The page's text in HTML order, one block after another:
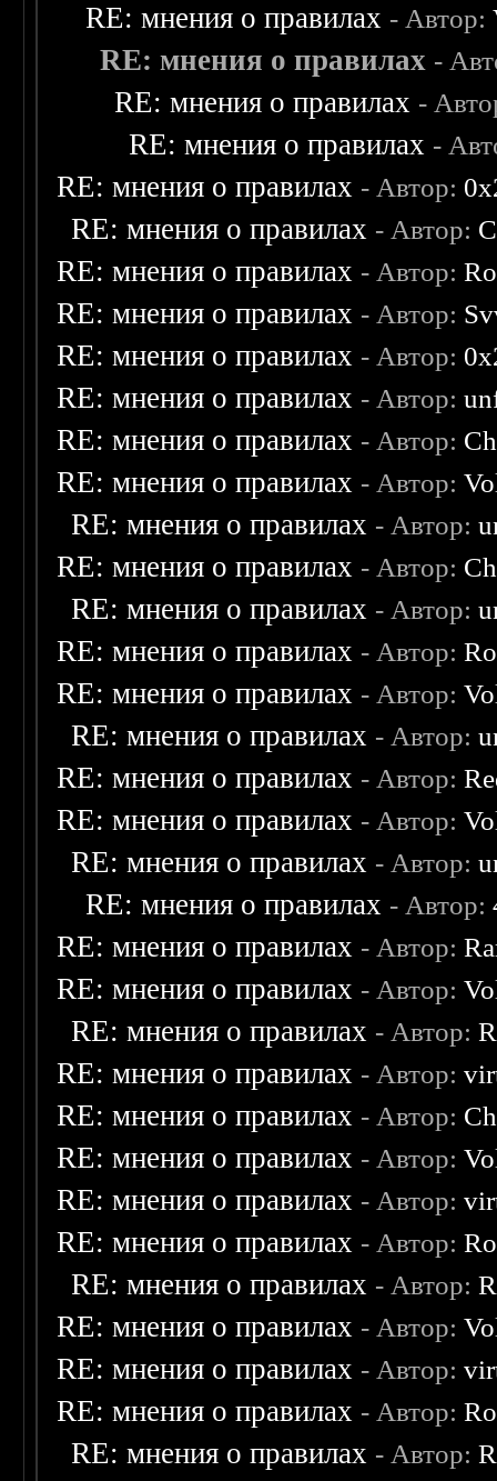
RE: мнения о правилах - Автор:
RE: мнения о правилах -
RE: мнения о правилах -
RE: мнения о правилах -
RE: мнения о правилах - Автор:
RE: мнения о правилах - Автор:
RE: мнения о правилах - Автор:
RE: мнения о правилах - Автор:
RE: мнения о правилах - Автор:
RE: мнения о правилах - Автор:
RE: мнения о правилах - Автор:
RE: мнения о правилах - Автор:
RE: мнения о правилах - Автор:
RE: мнения о правилах - Автор:
RE: мнения о правилах - Автор:
RE: мнения о правилах - Автор:
RE: мнения о правилах - Автор:
RE: мнения о правилах - Автор:
RE: мнения о правилах - Автор:
RE: мнения о правилах - Автор:
RE: мнения о правилах - Автор:
RE: мнения о правилах - Автор:
RE: мнения о правилах - Автор:
RE: мнения о правилах - Автор:
RE: мнения о правилах - Автор:
RE: мнения о правилах - Автор:
RE: мнения о правилах - Автор:
RE: мнения о правилах - Автор:
RE: мнения о правилах - Автор:
RE: мнения о правилах - Автор:
RE: мнения о правилах - Автор:
RE: мнения о правилах - Автор:
RE: мнения о правилах - Автор:
RE: мнения о правилах - Автор:
RE: мнения о правилах - Автор: